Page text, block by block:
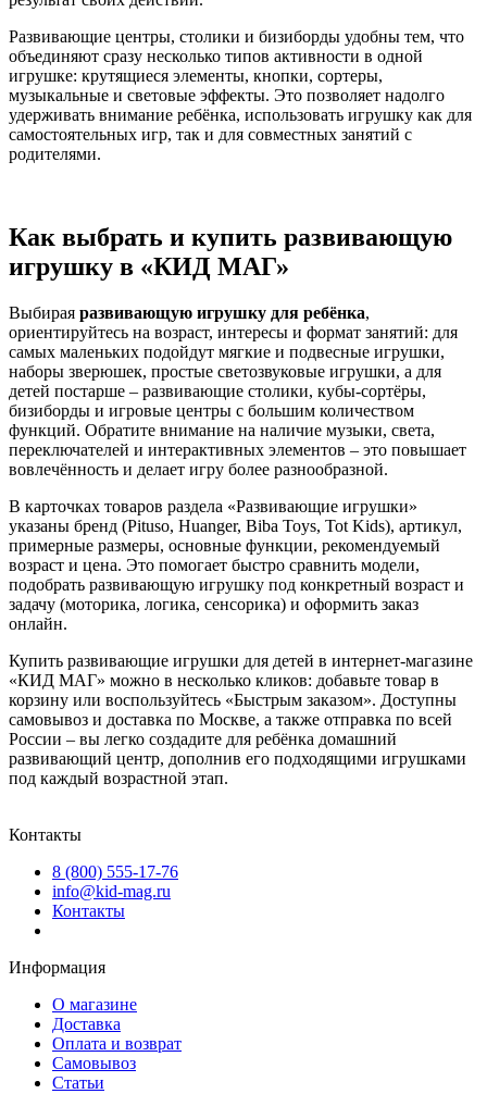
Развивающие центры, столики и бизиборды удобны тем, что
объединяют сразу несколько типов активности в одной
игрушке: крутящиеся элементы, кнопки, сортеры,
музыкальные и световые эффекты. Это позволяет надолго
удерживать внимание ребёнка, использовать игрушку как для
самостоятельных игр, так и для совместных занятий с
родителями.
Как выбрать и купить развивающую
игрушку в «КИД МАГ»
Выбирая развивающую игрушку для ребёнка,
ориентируйтесь на возраст, интересы и формат занятий: для
самых маленьких подойдут мягкие и подвесные игрушки,
наборы зверюшек, простые светозвуковые игрушки, а для
детей постарше – развивающие столики, кубы‑сортёры,
бизиборды и игровые центры с большим количеством
функций. Обратите внимание на наличие музыки, света,
переключателей и интерактивных элементов – это повышает
вовлечённость и делает игру более разнообразной.
В карточках товаров раздела «Развивающие игрушки»
указаны бренд (Pituso, Huanger, Biba Toys, Tot Kids), артикул,
примерные размеры, основные функции, рекомендуемый
возраст и цена. Это помогает быстро сравнить модели,
подобрать развивающую игрушку под конкретный возраст и
задачу (моторика, логика, сенсорика) и оформить заказ
онлайн.
Купить развивающие игрушки для детей в интернет‑магазине
«КИД МАГ» можно в несколько кликов: добавьте товар в
корзину или воспользуйтесь «Быстрым заказом». Доступны
самовывоз и доставка по Москве, а также отправка по всей
России – вы легко создадите для ребёнка домашний
развивающий центр, дополнив его подходящими игрушками
под каждый возрастной этап.
Контакты
8 (800) 555-17-76
info@kid-mag.ru
Контакты
Информация
О магазине
Доставка
Оплата и возврат
Самовывоз
Статьи